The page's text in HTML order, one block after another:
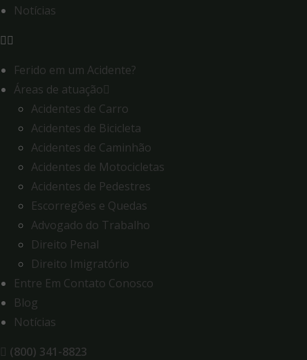
Notícias
Ferido em um Acidente?
Áreas de atuação
Acidentes de Carro
Acidentes de Bicicleta
Acidentes de Caminhão
Acidentes de Motocicletas
Acidentes de Pedestres
Escorregões e Quedas
Advogado do Trabalho
Direito Penal
Direito Imigratório
Entre Em Contato Conosco
Blog
Notícias
(800) 341-8823